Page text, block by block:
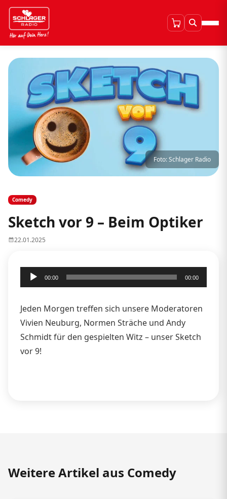
Foto: Schlager Radio
Comedy
Sketch vor 9 – Beim Optiker
22.01.2025
Audio-
Player
00:00 00:00
Jeden Morgen treffen sich unsere Moderatoren
Vivien Neuburg, Normen Sträche und Andy
Schmidt für den gespielten Witz – unser Sketch
vor 9!
Weitere Artikel aus Comedy